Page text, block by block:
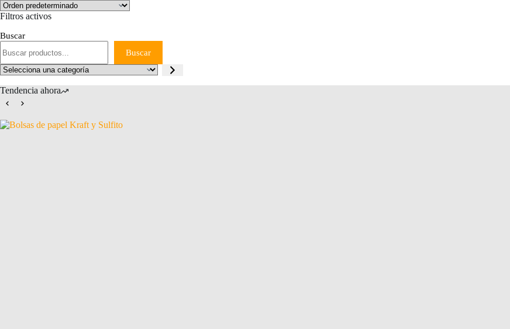
Filtros activos
Buscar
Buscar
Selecciona
una
categoría
Tendencia ahora